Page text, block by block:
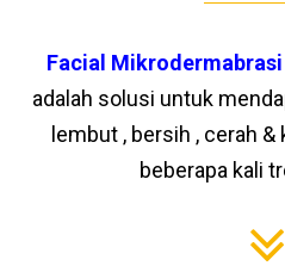
Facial Mikrodermabrasi
adalah solusi untuk
lembut , bersih , cerah
beberapa kali